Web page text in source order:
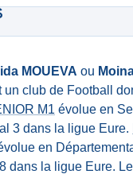
MOUEVA ou
un club de Football
M1 évolue en
3 dans la ligue Eure.
en
dans la ligue Eure.